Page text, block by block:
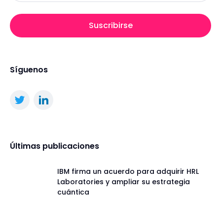
Suscribirse
Síguenos
Últimas publicaciones
IBM firma un acuerdo para adquirir HRL
Laboratories y ampliar su estrategia
cuántica